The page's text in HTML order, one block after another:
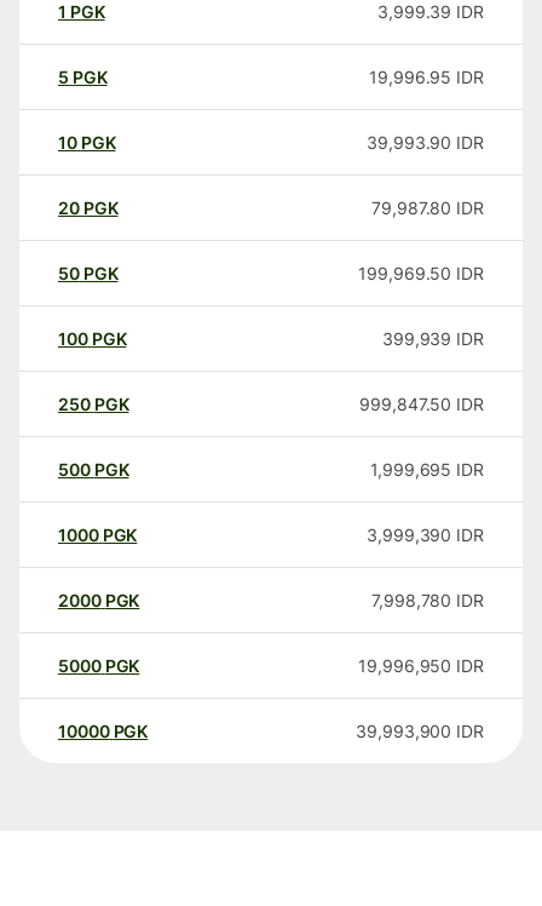
1 PGK 3,999.39 IDR
5 PGK 19,996.95 IDR
10 PGK 39,993.90 IDR
20 PGK 79,987.80 IDR
50 PGK 199,969.50 IDR
100 PGK 399,939 IDR
250 PGK 999,847.50 IDR
500 PGK 1,999,695 IDR
1000 PGK 3,999,390 IDR
2000 PGK 7,998,780 IDR
5000 PGK 19,996,950 IDR
10000 PGK 39,993,900 IDR